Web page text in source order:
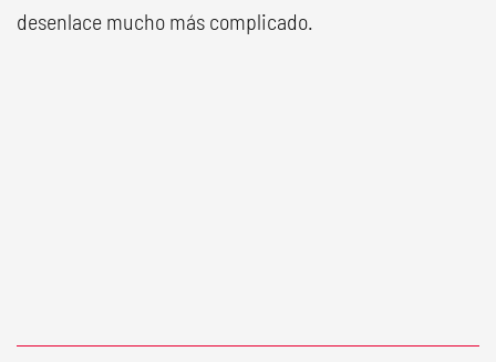
desenlace mucho más complicado.